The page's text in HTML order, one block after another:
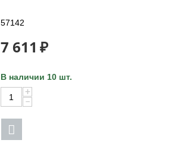
57142
7 611 ₽
В наличии 10 шт.
+
−